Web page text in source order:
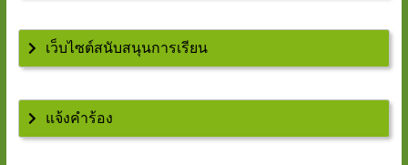
เว็บไซต์สนับสนุนการเรียน
แจ้งคำร้อง